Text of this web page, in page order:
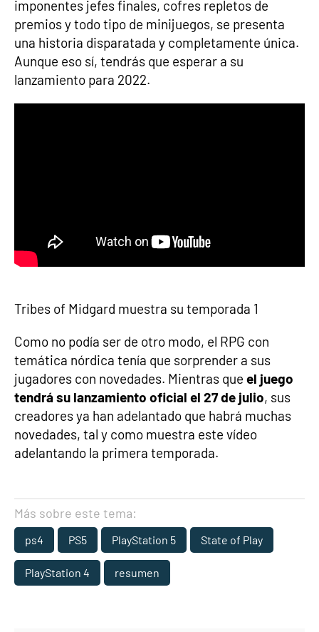
imponentes jefes finales, cofres repletos de
premios y todo tipo de minijuegos, se presenta
una historia disparatada y completamente única.
Aunque eso sí, tendrás que esperar a su
lanzamiento para 2022.
Tribes of Midgard muestra su temporada 1
Como no podía ser de otro modo, el RPG con
temática nórdica tenía que sorprender a sus
jugadores con novedades. Mientras que el juego
tendrá su lanzamiento oficial el 27 de julio, sus
creadores ya han adelantado que habrá muchas
novedades, tal y como muestra este vídeo
adelantando la primera temporada.
Más sobre este tema:
ps4 PS5 PlayStation 5 State of Play
PlayStation 4 resumen